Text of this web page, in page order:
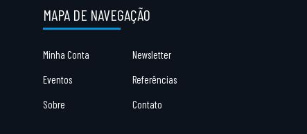
MAPA DE NAVEGAÇÃO
Minha Conta
Newsletter
Eventos
Referências
Sobre
Contato